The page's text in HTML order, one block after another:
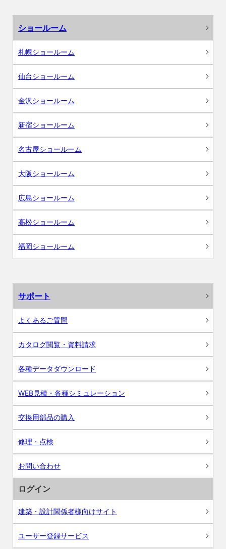
ショールーム
札幌ショールーム
仙台ショールーム
金沢ショールーム
新宿ショールーム
名古屋ショールーム
大阪ショールーム
広島ショールーム
高松ショールーム
福岡ショールーム
サポート
よくあるご質問
カタログ閲覧・資料請求
各種データダウンロード
WEB見積・各種シミュレーション
交換用部品の購入
修理・点検
お問い合わせ
ログイン
建築・設計関係者様向けサイト
ユーザー登録サービス